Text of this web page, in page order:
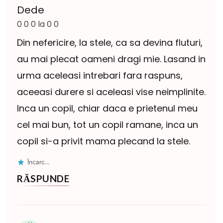
Dede
0 0 0 la 0 0
Din nefericire, la stele, ca sa devina fluturi,
au mai plecat oameni dragi mie. Lasand in
urma aceleasi intrebari fara raspuns,
aceeasi durere si aceleasi vise neimplinite.
Inca un copil, chiar daca e prietenul meu
cel mai bun, tot un copil ramane, inca un
copil si-a privit mama plecand la stele.
Încarc...
RĂSPUNDE